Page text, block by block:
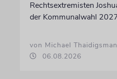
Rechtsextremisten
der Kommunalwahl
von Michael
06.08.2026